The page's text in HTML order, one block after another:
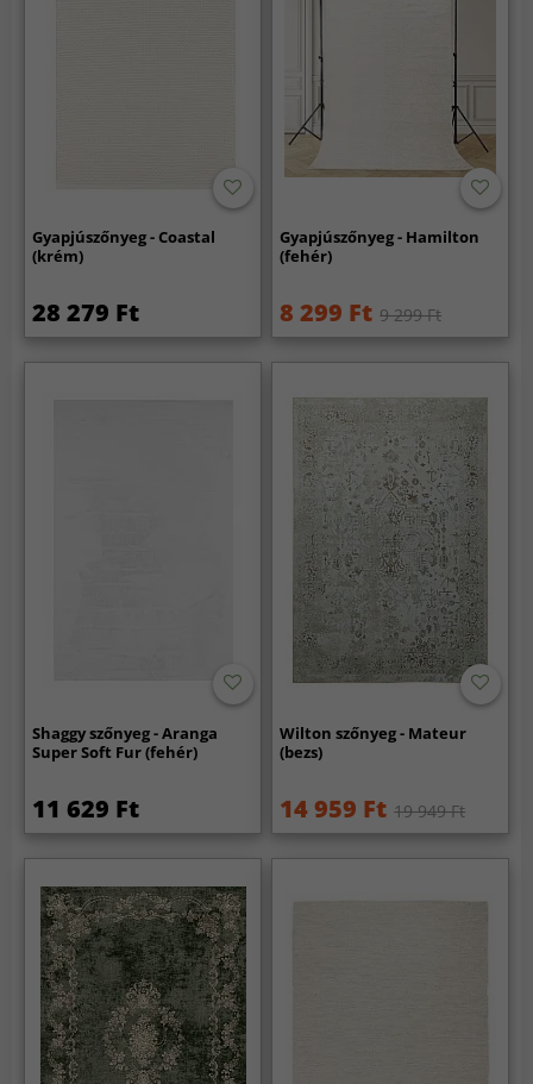
Gyapjúszőnyeg - Coastal
(krém)
28 279 Ft
Gyapjúszőnyeg - Hamilton
(fehér)
8 299 Ft 9 299 Ft
Shaggy szőnyeg - Aranga
Super Soft Fur (fehér)
11 629 Ft
Wilton szőnyeg - Mateur
(bezs)
14 959 Ft 19 949 Ft